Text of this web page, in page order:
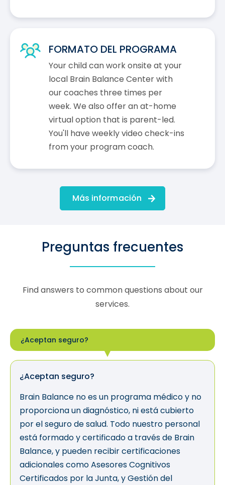
FORMATO DEL PROGRAMA
Your child can work onsite at your
local Brain Balance Center with
our coaches three times per
week. We also offer an at-home
virtual option that is parent-led.
You'll have weekly video check-ins
from your program coach.
Más información
Preguntas frecuentes
Find answers to common questions about our
services.
¿Aceptan seguro?
¿Aceptan seguro?
Brain Balance no es un programa médico y no
proporciona un diagnóstico, ni está cubierto
por el seguro de salud. Todo nuestro personal
está formado y certificado a través de Brain
Balance, y pueden recibir certificaciones
adicionales como Asesores Cognitivos
Certificados por la Junta, y Gestión del